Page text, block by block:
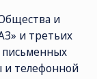
и
и третьих
и телефонной